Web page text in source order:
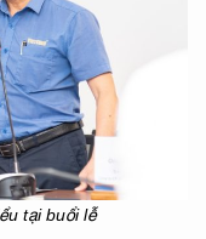
tại buổi lễ